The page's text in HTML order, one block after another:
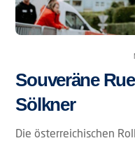
Souveräne
Sölkner
Die österreichischen